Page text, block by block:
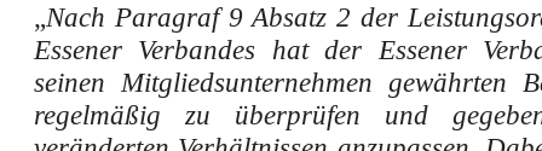
„Nach Paragraf 9 Absatz 2 der
Essener Verbandes hat der Essener
seinen Mitgliedsunternehmen gewährten
regelmäßig zu überprüfen und